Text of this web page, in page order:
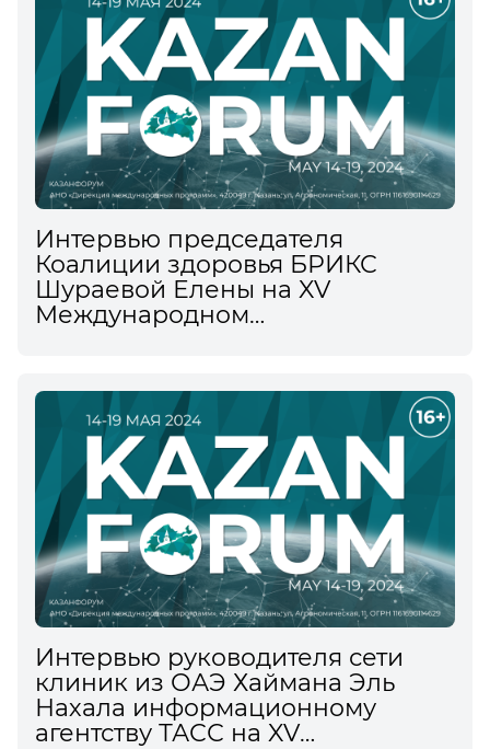
Интервью председателя
Коалиции здоровья БРИКС
Шураевой Елены на XV
Международном
ТАСС
Интервью руководителя сети
клиник из ОАЭ Хаймана Эль
Нахала информационному
агентству ТАСС на XV